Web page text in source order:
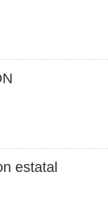
estatal